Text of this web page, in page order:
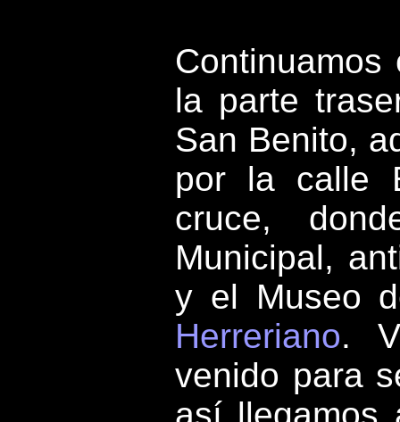
Continuamos
la parte
San Benito,
por la calle
cruce,
Municipal,
y el Museo
Herreriano.
venido para